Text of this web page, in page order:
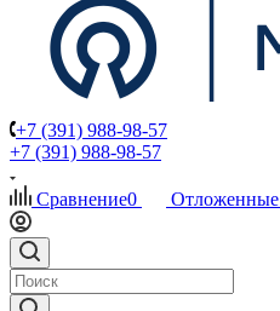
+7 (391) 988-98-57
+7 (391) 988-98-57
Сравнение0 Отложенные